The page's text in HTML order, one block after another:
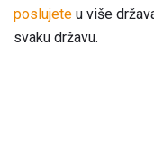
poslujete u više
svaku državu.